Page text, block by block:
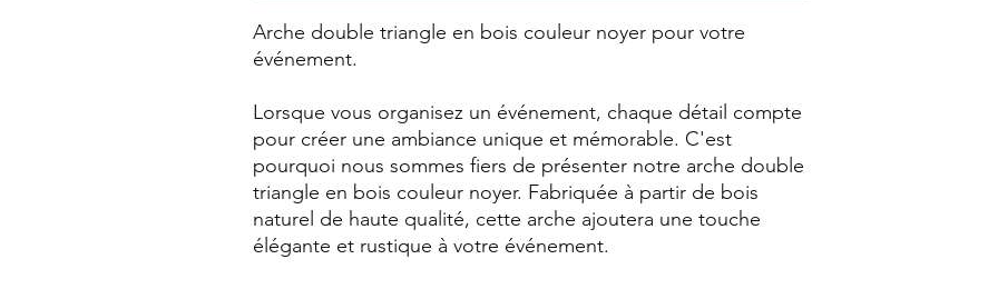
Arche double triangle en bois couleur noyer pour votre
événement.
Lorsque vous organisez un événement, chaque détail compte
pour créer une ambiance unique et mémorable. C'est
pourquoi nous sommes fiers de présenter notre arche double
triangle en bois couleur noyer. Fabriquée à partir de bois
naturel de haute qualité, cette arche ajoutera une touche
élégante et rustique à votre événement.